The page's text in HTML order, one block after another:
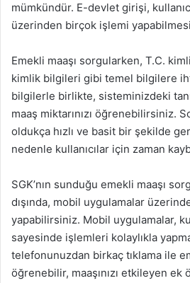
mümkündür. E-devlet girişi,
üzerinden birçok işlemi
Emekli maaşı sorgularken, T.C.
kimlik bilgileri gibi temel bilgilere
bilgilerle birlikte, sisteminizdeki
maaş miktarınızı öğrenebilirsiniz.
oldukça hızlı ve basit bir şekilde
nedenle kullanıcılar için zaman
SGK’nın sunduğu emekli maaşı
dışında, mobil uygulamalar
yapabilirsiniz. Mobil uygulamalar,
sayesinde işlemleri kolaylıkla
telefonunuzdan birkaç tıklama ile
öğrenebilir, maaşınızı etkileyen